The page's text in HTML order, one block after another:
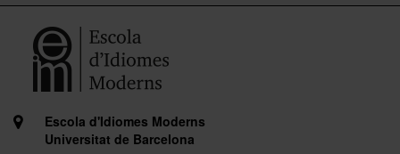
Escola d'Idiomes Moderns
Universitat de Barcelona